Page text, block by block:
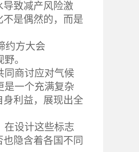
导致减产风险激
是偶然的，而是
约方大会
。
同商讨应对气候
是一个充满复杂
利益，展现出全
在设计这些标志
隐含着各国不同